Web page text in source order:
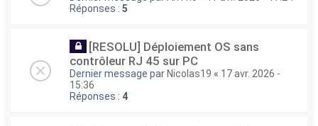
Réponses : 5
[RESOLU] Déploiement OS sans
contrôleur RJ 45 sur PC
Dernier message parNicolas19 « 17 avr. 2026 -
15:36
Réponses : 4